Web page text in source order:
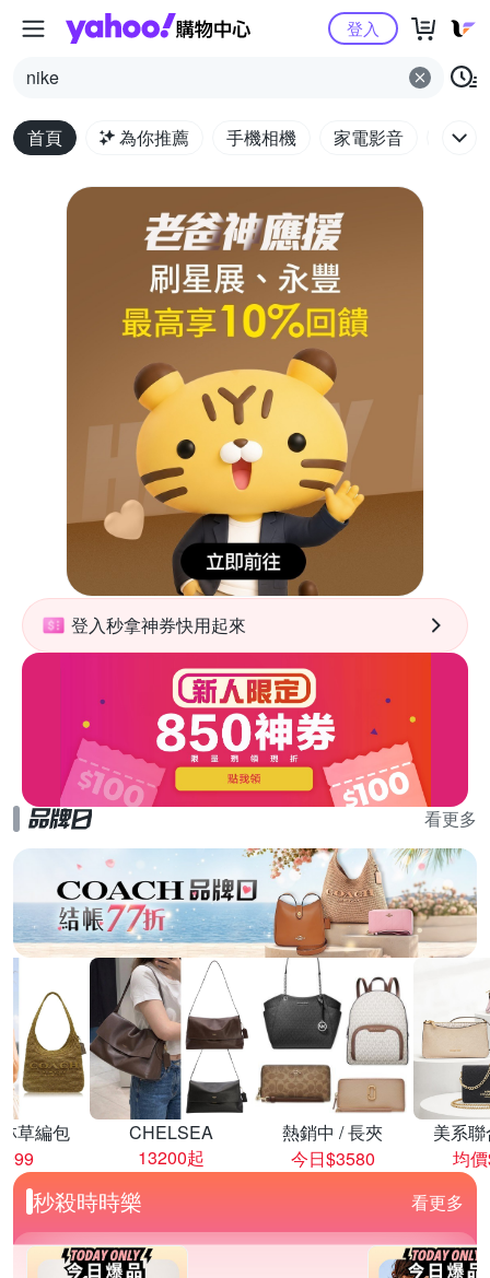
Yahoo購物中心
nike
登入
首頁 為你推薦 手機相機 家電影音 電腦
登入秒拿神券快用起來
看更多
草編包
CHELSEA
13200起
熱銷中 / 長夾
今日$3580
美系
均
秒殺時時樂 看更多